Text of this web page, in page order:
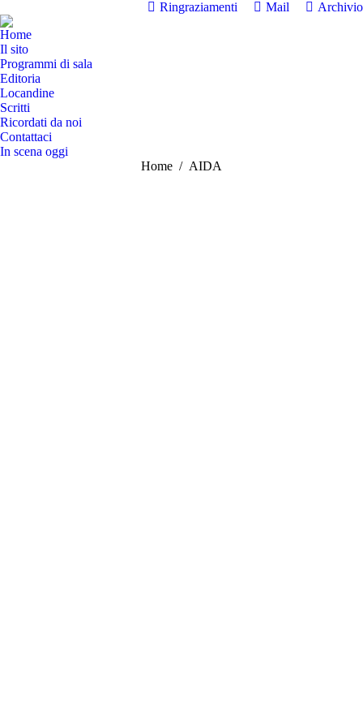
Ringraziamenti Mail
Archivio
Home
Il sito
Programmi di sala
Editoria
Locandine
Scritti
Ricordati da noi
Contattaci
In scena oggi
Tu sei qui:
Home AIDA